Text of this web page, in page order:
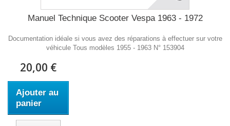
Manuel Technique Scooter Vespa 1963 - 1972
Documentation idéale si vous avez des réparations à effectuer sur votre
véhicule Tous modèles 1955 - 1963 N° 153904
20,00 €
Ajouter au
panier